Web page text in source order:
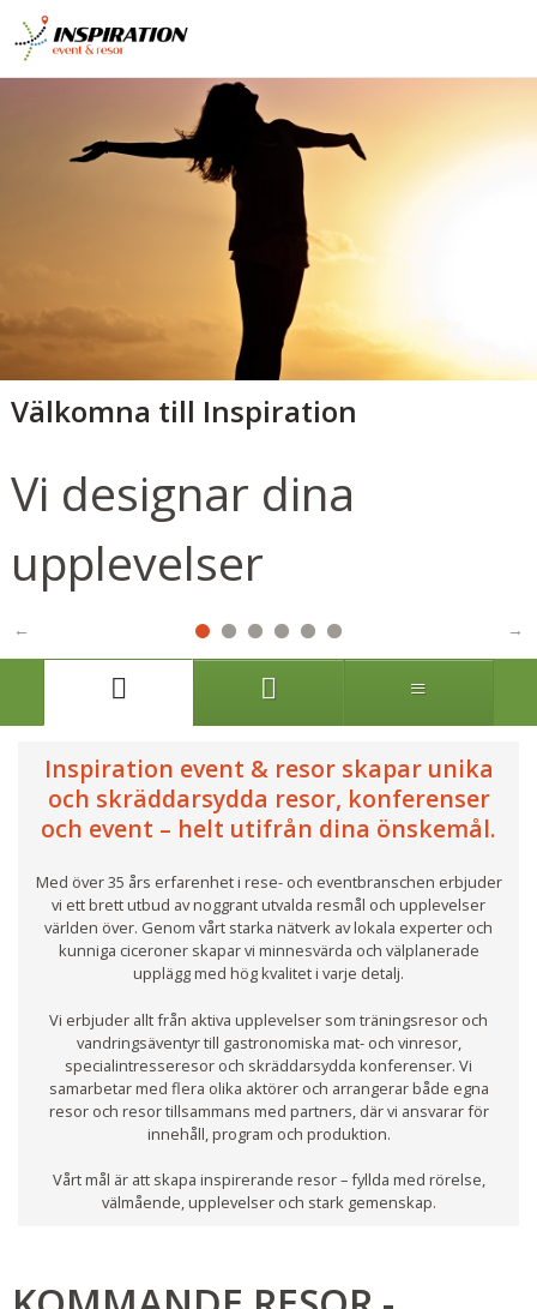
Välkomna till Inspiration
Vi designar dina
upplevelser
Inspiration event & resorskapar unika
och skräddarsydda resor, konferenser
och event – helt utifrån dina önskemål.
Med över 35 års erfarenhet i rese- och eventbranschen erbjuder
vi ett brett utbud av noggrant utvalda resmål och upplevelser
världen över. Genom vårt starka nätverk av lokala experter och
kunniga ciceroner skapar vi minnesvärda och välplanerade
upplägg med hög kvalitet i varje detalj.
Vi erbjuder allt från aktiva upplevelser som träningsresor och
vandringsäventyr till gastronomiska mat- och vinresor,
specialintresseresor och skräddarsydda konferenser. Vi
samarbetar med flera olika aktörer och arrangerar både egna
resor och resor tillsammans med partners, där vi ansvarar för
innehåll, program och produktion.
Vårt mål är att skapa inspirerande resor – fyllda med rörelse,
välmående, upplevelser och stark gemenskap.